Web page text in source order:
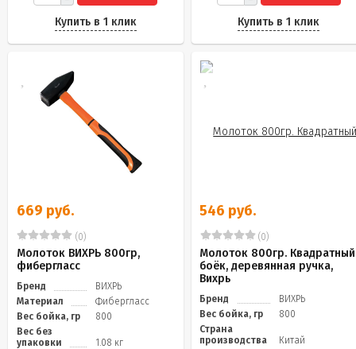
Купить в 1 клик Купить в 1 клик
669 руб.
(0)
Молоток ВИХРЬ 800гр,
фибергласс
Бренд
ВИХРЬ
Материал
Фибергласс
Вес бойка, гр
800
Вес без
упаковки
1.08 кг
546 руб.
(0)
Молоток 800гр. Квадратный
боёк, деревянная ручка,
Вихрь
Бренд
ВИХРЬ
Вес бойка, гр
800
Страна
производства
Китай